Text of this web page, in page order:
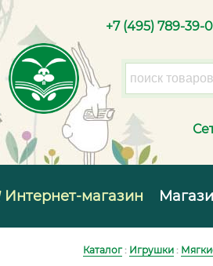
+7 (495) 789-39-
Интернет-магазин
Каталог: Игрушки :